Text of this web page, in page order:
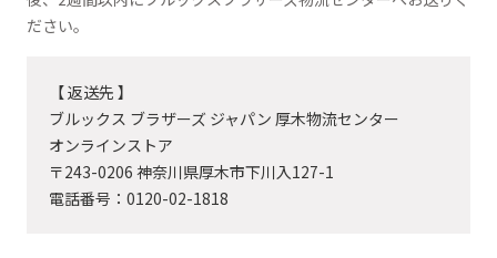
ださい。
【 返送先 】
ブルックス ブラザーズ ジャパン 厚木物流センター
オンラインストア
〒243-0206 神奈川県厚木市下川入127-1
電話番号：0120-02-1818